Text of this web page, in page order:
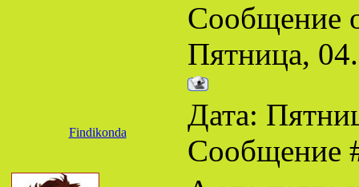
Сообщение
Пятница,
Findikonda
Дата:
Сообщение